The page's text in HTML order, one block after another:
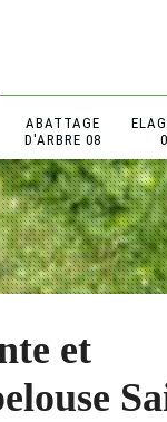
ABATTAGE
D'ARBRE 08
et